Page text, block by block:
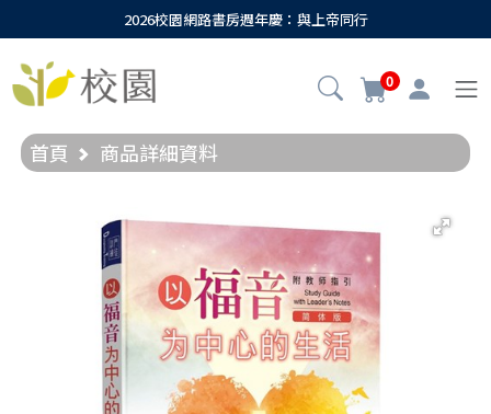
2026校園網路書房週年慶：與上帝同行
0
首頁 商品詳細資料